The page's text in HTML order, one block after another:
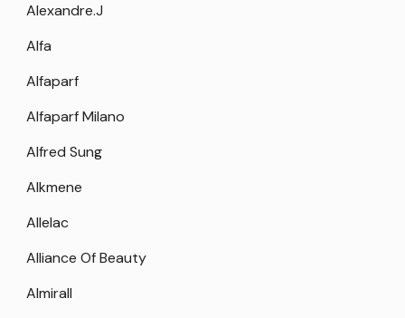
Alexandre.J
Alfa
Alfaparf
Alfaparf Milano
Alfred Sung
Alkmene
Allelac
Alliance Of Beauty
Almirall